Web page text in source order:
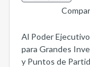
Al Poder
para Grandes
y Puntos de